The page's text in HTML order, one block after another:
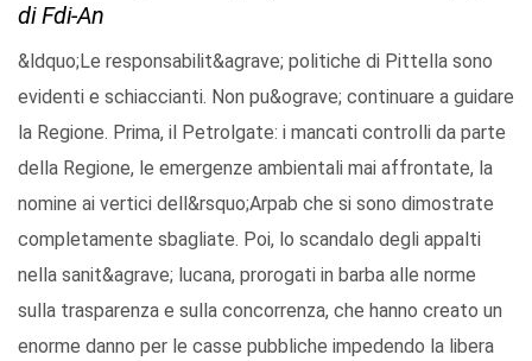
di Fdi-An
&ldquo;Le responsabilit&agrave; politiche di Pittella sono
evidenti e schiaccianti. Non pu&ograve; continuare a guidare
la Regione. Prima, il Petrolgate: i mancati controlli da parte
della Regione, le emergenze ambientali mai affrontate, la
nomine ai vertici dell&rsquo;Arpab che si sono dimostrate
completamente sbagliate. Poi, lo scandalo degli appalti
nella sanit&agrave; lucana, prorogati in barba alle norme
sulla trasparenza e sulla concorrenza, che hanno creato un
enorme danno per le casse pubbliche impedendo la libera